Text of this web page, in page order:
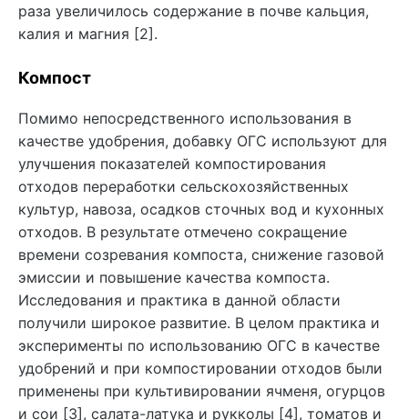
раза увеличилось содержание в почве кальция,
калия и магния [2].
Компост
Помимо непосредственного использования в
качестве удобрения, добавку ОГС используют для
улучшения показателей компостирования
отходов переработки сельскохозяйственных
культур, навоза, осадков сточных вод и кухонных
отходов. В результате отмечено сокращение
времени созревания компоста, снижение газовой
эмиссии и повышение качества компоста.
Исследования и практика в данной области
получили широкое развитие. В целом практика и
эксперименты по использованию ОГС в качестве
удобрений и при компостировании отходов были
применены при культивировании ячменя, огурцов
и сои [3], салата-латука и рукколы [4], томатов и